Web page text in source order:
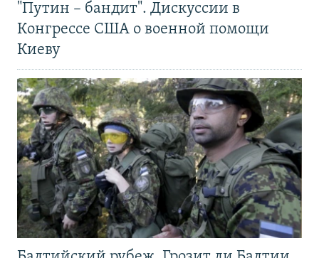
"Путин – бандит". Дискуссии в
Конгрессе США о военной помощи
Киеву